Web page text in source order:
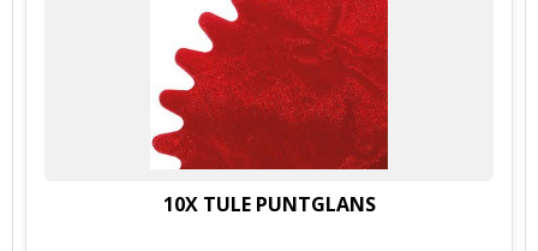
10X TULE PUNTGLANS